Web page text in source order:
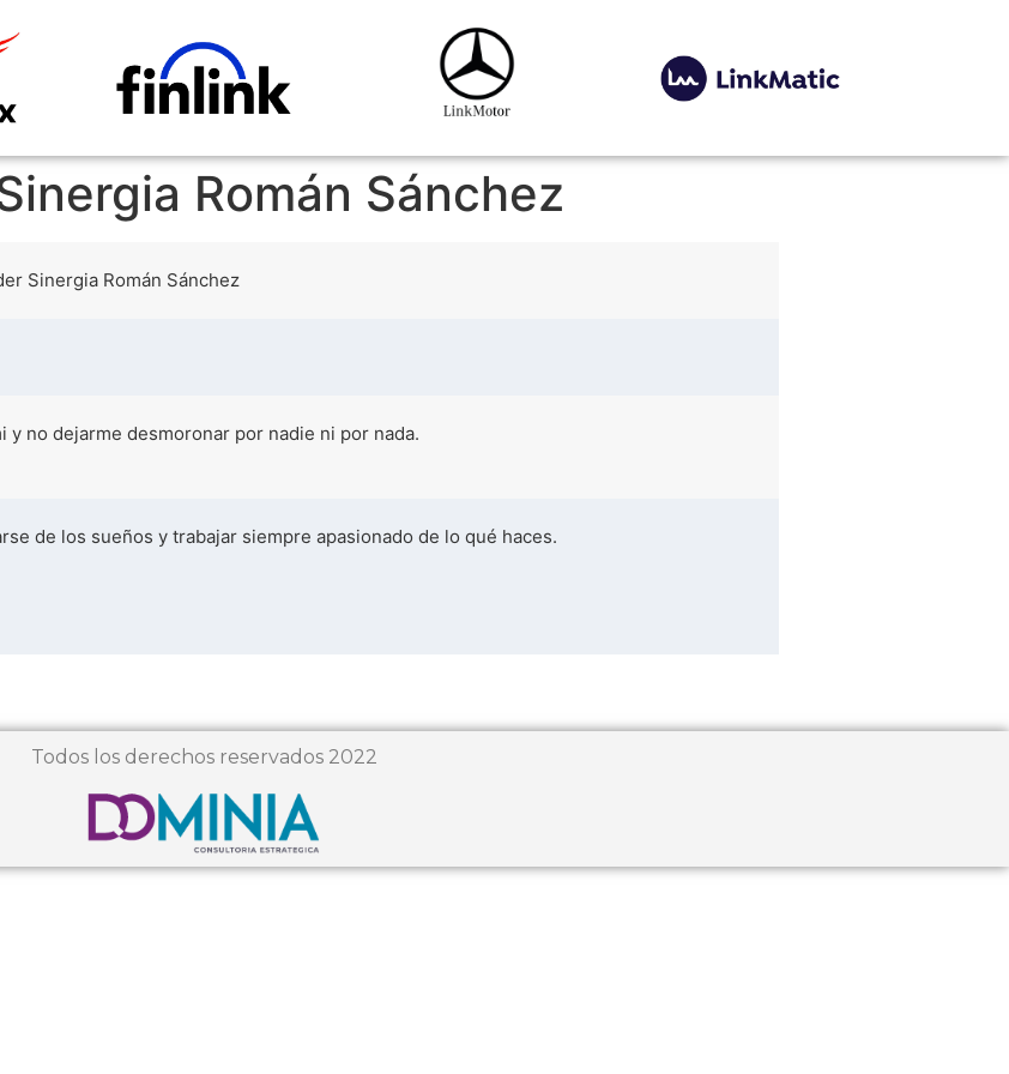
Román Sánchez
Sinergia Román Sánchez
y no dejarme desmoronar por nadie ni por nada.
de los sueños y trabajar siempre apasionado de lo qué haces.
Todos los derechos reservados 2022